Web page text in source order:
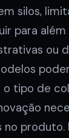
silos,
para além
ou
o tipo de
produto.